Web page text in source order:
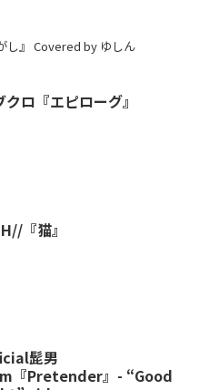
し』 Covered by ゆしん
クロ『エピローグ』
『猫』
髭男
『Pretender』- “Good